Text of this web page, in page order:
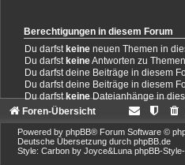
Berechtigungen in diesem Forum
Du darfstkeine neuen Themen in
Du darfstkeineAntworten zu
Du darfst deine Beiträge in diesem
Du darfst deine Beiträge in diesem
Du darfstkeineDateianhänge in
Foren-Übersicht
Powered by phpBB® Forum Software ©
Deutsche Übersetzung durch phpBB.de
Style: Carbon by Joyce&Luna phpBB-